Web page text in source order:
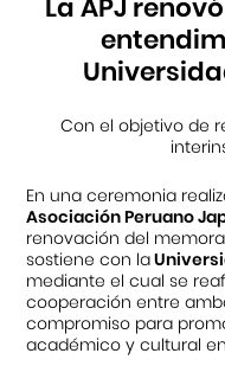
Con el objetivo de
En una ceremonia
Asociación Peruano
renovación del
sostiene con la
mediante el cual se
cooperación entre
compromiso para
académico y cultural